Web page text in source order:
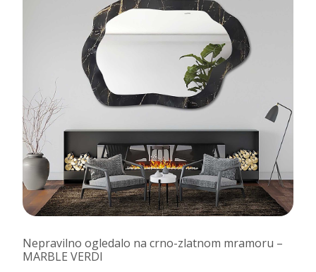
Nepravilno ogledalo na crno-zlatnom mramoru –
MARBLE VERDI